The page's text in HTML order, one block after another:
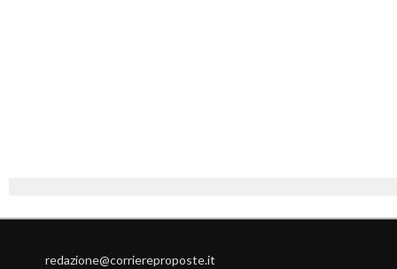
redazione@corriereproposte.it